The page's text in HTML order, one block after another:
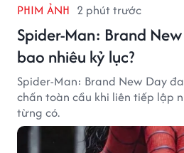
PHIM ẢNH 2 phút trước
Spider-Man: Brand
bao nhiêu kỷ lục?
Spider-Man: Brand New Day
chấn toàn cầu khi liên tiếp lập
từng có.